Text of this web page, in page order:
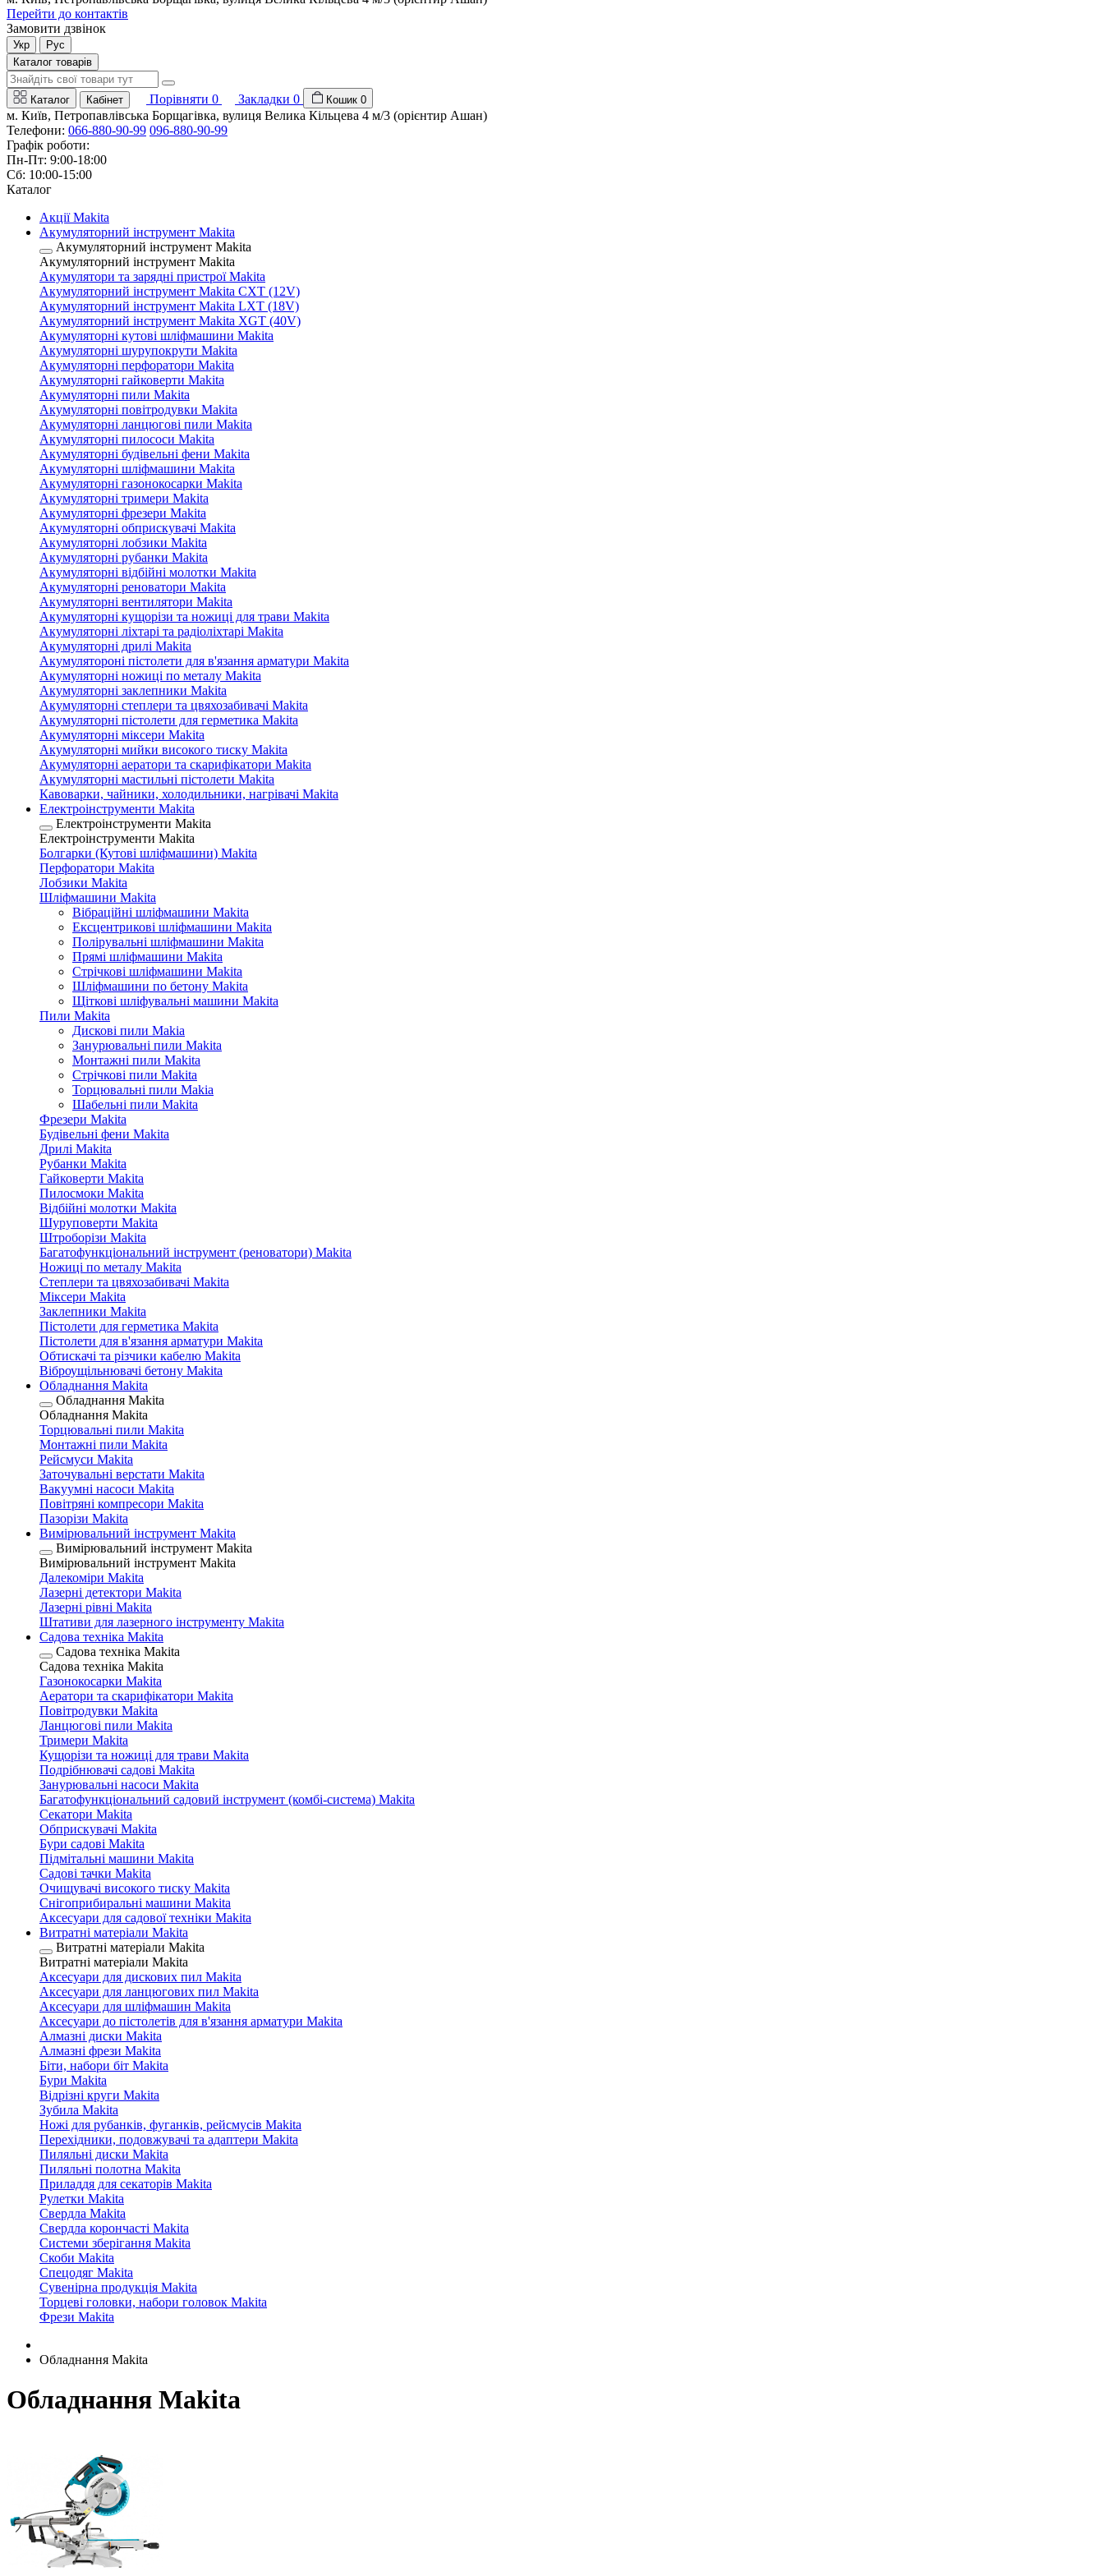
Перейти до контактів
Замовити дзвінок
Укр
Рус
Каталог товарів
Каталог Кабінет Порівняти 0 Закладки 0 Кошик 0
м. Київ, Петропавлівська Борщагівка, вулиця Велика Кільцева 4 м/3 (орієнтир Ашан)
Телефони: 066-880-90-99 096-880-90-99
Графік роботи:
Пн-Пт: 9:00-18:00
Сб: 10:00-15:00
Каталог
Акції Makita
Акумуляторний інструмент Makita
Акумуляторний інструмент Makita
Акумуляторний інструмент Makita
Акумулятори та зарядні пристрої Makita
Акумуляторний інструмент Makita CXT (12V)
Акумуляторний інструмент Makita LXT (18V)
Акумуляторний інструмент Makita XGT (40V)
Акумуляторні кутові шліфмашини Makita
Акумуляторні шурупокрути Makita
Акумуляторні перфоратори Makita
Акумуляторні гайковерти Makita
Акумуляторні пили Makita
Акумуляторні повітродувки Makita
Акумуляторні ланцюгові пили Makita
Акумуляторні пилососи Makita
Акумуляторні будівельні фени Makita
Акумуляторні шліфмашини Makita
Акумуляторні газонокосарки Makita
Акумуляторні тримери Makita
Акумуляторні фрезери Makita
Акумуляторні обприскувачі Makita
Акумуляторні лобзики Makita
Акумуляторні рубанки Makita
Акумуляторні відбійні молотки Makita
Акумуляторні реноватори Makita
Акумуляторні вентилятори Makita
Акумуляторні кущорізи та ножиці для трави Makita
Акумуляторні ліхтарі та радіоліхтарі Makita
Акумуляторні дрилі Makita
Акумулятороні пістолети для в'язання арматури Makita
Акумуляторні ножиці по металу Makita
Акумуляторні заклепники Makita
Акумуляторні степлери та цвяхозабивачі Makita
Акумуляторні пістолети для герметика Makita
Акумуляторні міксери Makita
Акумуляторні мийки високого тиску Makita
Акумуляторні аератори та скарифікатори Makita
Акумуляторні мастильні пістолети Makita
Кавоварки, чайники, холодильники, нагрівачі Makita
Електроінструменти Makita
Електроінструменти Makita
Електроінструменти Makita
Болгарки (Кутові шліфмашини) Makita
Перфоратори Makita
Лобзики Makita
Шліфмашини Makita
Вібраційні шліфмашини Makita
Ексцентрикові шліфмашини Makita
Полірувальні шліфмашини Makita
Прямі шліфмашини Makita
Стрічкові шліфмашини Makita
Шліфмашини по бетону Makita
Щіткові шліфувальні машини Makita
Пили Makita
Дискові пили Makia
Занурювальні пили Makita
Монтажні пили Makita
Стрічкові пили Makita
Торцювальні пили Makia
Шабельні пили Makita
Фрезери Makita
Будівельні фени Makita
Дрилі Makita
Рубанки Makita
Гайковерти Makita
Пилосмоки Makita
Відбійні молотки Makita
Шуруповерти Makita
Штроборізи Makita
Багатофункціональний інструмент (реноватори) Makita
Ножиці по металу Makita
Степлери та цвяхозабивачі Makita
Міксери Makita
Заклепники Makita
Пістолети для герметика Makita
Пістолети для в'язання арматури Makita
Обтискачі та різчики кабелю Makita
Віброущільнювачі бетону Makita
Обладнання Makita
Обладнання Makita
Обладнання Makita
Торцювальні пили Makita
Монтажні пили Makita
Рейсмуси Makita
Заточувальні верстати Makita
Вакуумні насоси Makita
Повітряні компресори Makita
Пазорізи Makita
Вимірювальний інструмент Makita
Вимірювальний інструмент Makita
Вимірювальний інструмент Makita
Далекоміри Makita
Лазерні детектори Makita
Лазерні рівні Makita
Штативи для лазерного інструменту Makita
Садова техніка Makita
Садова техніка Makita
Садова техніка Makita
Газонокосарки Makita
Аератори та скарифікатори Makita
Повітродувки Makita
Ланцюгові пили Makita
Тримери Makita
Кущорізи та ножиці для трави Makita
Подрібнювачі садові Makita
Занурювальні насоси Makita
Багатофункціональний садовий інструмент (комбі-система) Makita
Секатори Makita
Обприскувачі Makita
Бури садові Makita
Підмітальні машини Makita
Садові тачки Makita
Очищувачі високого тиску Makita
Снігоприбиральні машини Makita
Аксесуари для садової техніки Makita
Витратні матеріали Makita
Витратні матеріали Makita
Витратні матеріали Makita
Аксесуари для дискових пил Makita
Аксесуари для ланцюгових пил Makita
Аксесуари для шліфмашин Makita
Аксесуари до пістолетів для в'язання арматури Makita
Алмазні диски Makita
Алмазні фрези Makita
Біти, набори біт Makita
Бури Makita
Відрізні круги Makita
Зубила Makita
Ножі для рубанків, фуганків, рейсмусів Makita
Перехідники, подовжувачі та адаптери Makita
Пиляльні диски Makita
Пиляльні полотна Makita
Приладдя для секаторів Makita
Рулетки Makita
Свердла Makita
Свердла корончасті Makita
Системи зберігання Makita
Скоби Makita
Спецодяг Makita
Сувенірна продукція Makita
Торцеві головки, набори головок Makita
Фрези Makita
Обладнання Makita
Обладнання Makita